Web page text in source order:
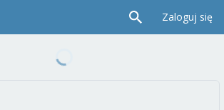
Zaloguj się